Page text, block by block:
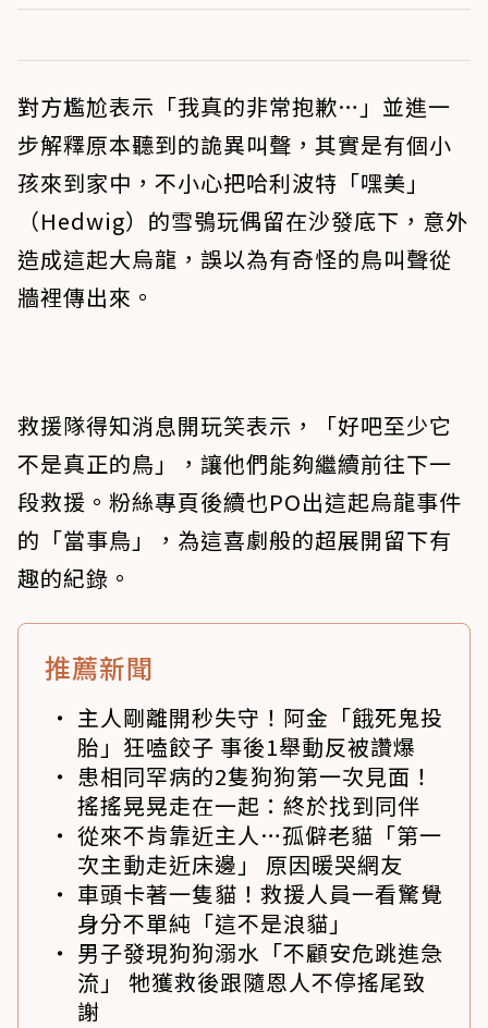
對方尷尬表示「我真的非常抱歉…」並進一
步解釋原本聽到的詭異叫聲，其實是有個小
孩來到家中，不小心把哈利波特「嘿美」
（Hedwig）的雪鴞玩偶留在沙發底下，意外
造成這起大烏龍，誤以為有奇怪的鳥叫聲從
牆裡傳出來。
救援隊得知消息開玩笑表示，「好吧至少它
不是真正的鳥」，讓他們能夠繼續前往下一
段救援。粉絲專頁後續也PO出這起烏龍事件
的「當事鳥」，為這喜劇般的超展開留下有
趣的紀錄。
推薦新聞
主人剛離開秒失守！阿金「餓死鬼投
胎」狂嗑餃子 事後1舉動反被讚爆
患相同罕病的2隻狗狗第一次見面！
搖搖晃晃走在一起：終於找到同伴
從來不肯靠近主人…孤僻老貓「第一
次主動走近床邊」 原因暖哭網友
車頭卡著一隻貓！救援人員一看驚覺
身分不單純「這不是浪貓」
男子發現狗狗溺水「不顧安危跳進急
流」 牠獲救後跟隨恩人不停搖尾致
謝